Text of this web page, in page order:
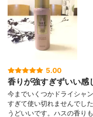
5.00
香りが強すぎずいい感
今までいくつかドライシャ
すぎて使い切れませんでし
うどいいです。ハスの香り